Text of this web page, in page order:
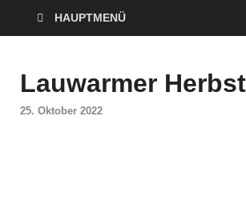
HAUPTMENÜ
Lauwarmer
25. Oktober 2022